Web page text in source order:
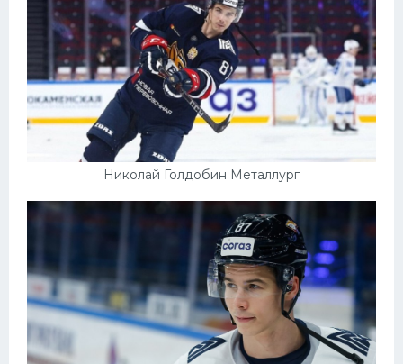
Николай Голдобин Металлург